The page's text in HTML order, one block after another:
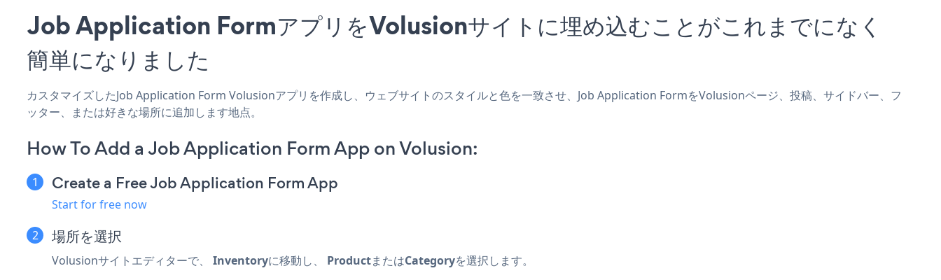
Job Application FormアプリをVolusionサイトに埋め込むことがこれまでになく
簡単になりました
カスタマイズしたJob Application Form Volusionアプリを作成し、ウェブサイトのスタイルと色を一致させ、Job Application FormをVolusionページ、投稿、サイドバー、フ
ッター、または好きな場所に追加します地点。
How To Add a Job Application Form App on Volusion:
Create a Free Job Application Form App
Start for free now
場所を選択
Volusionサイトエディターで、 Inventoryに移動し、 ProductまたはCategoryを選択します。